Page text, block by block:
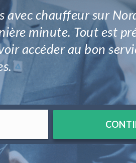
avec chauffeur sur
minute. Tout est
accéder au bon